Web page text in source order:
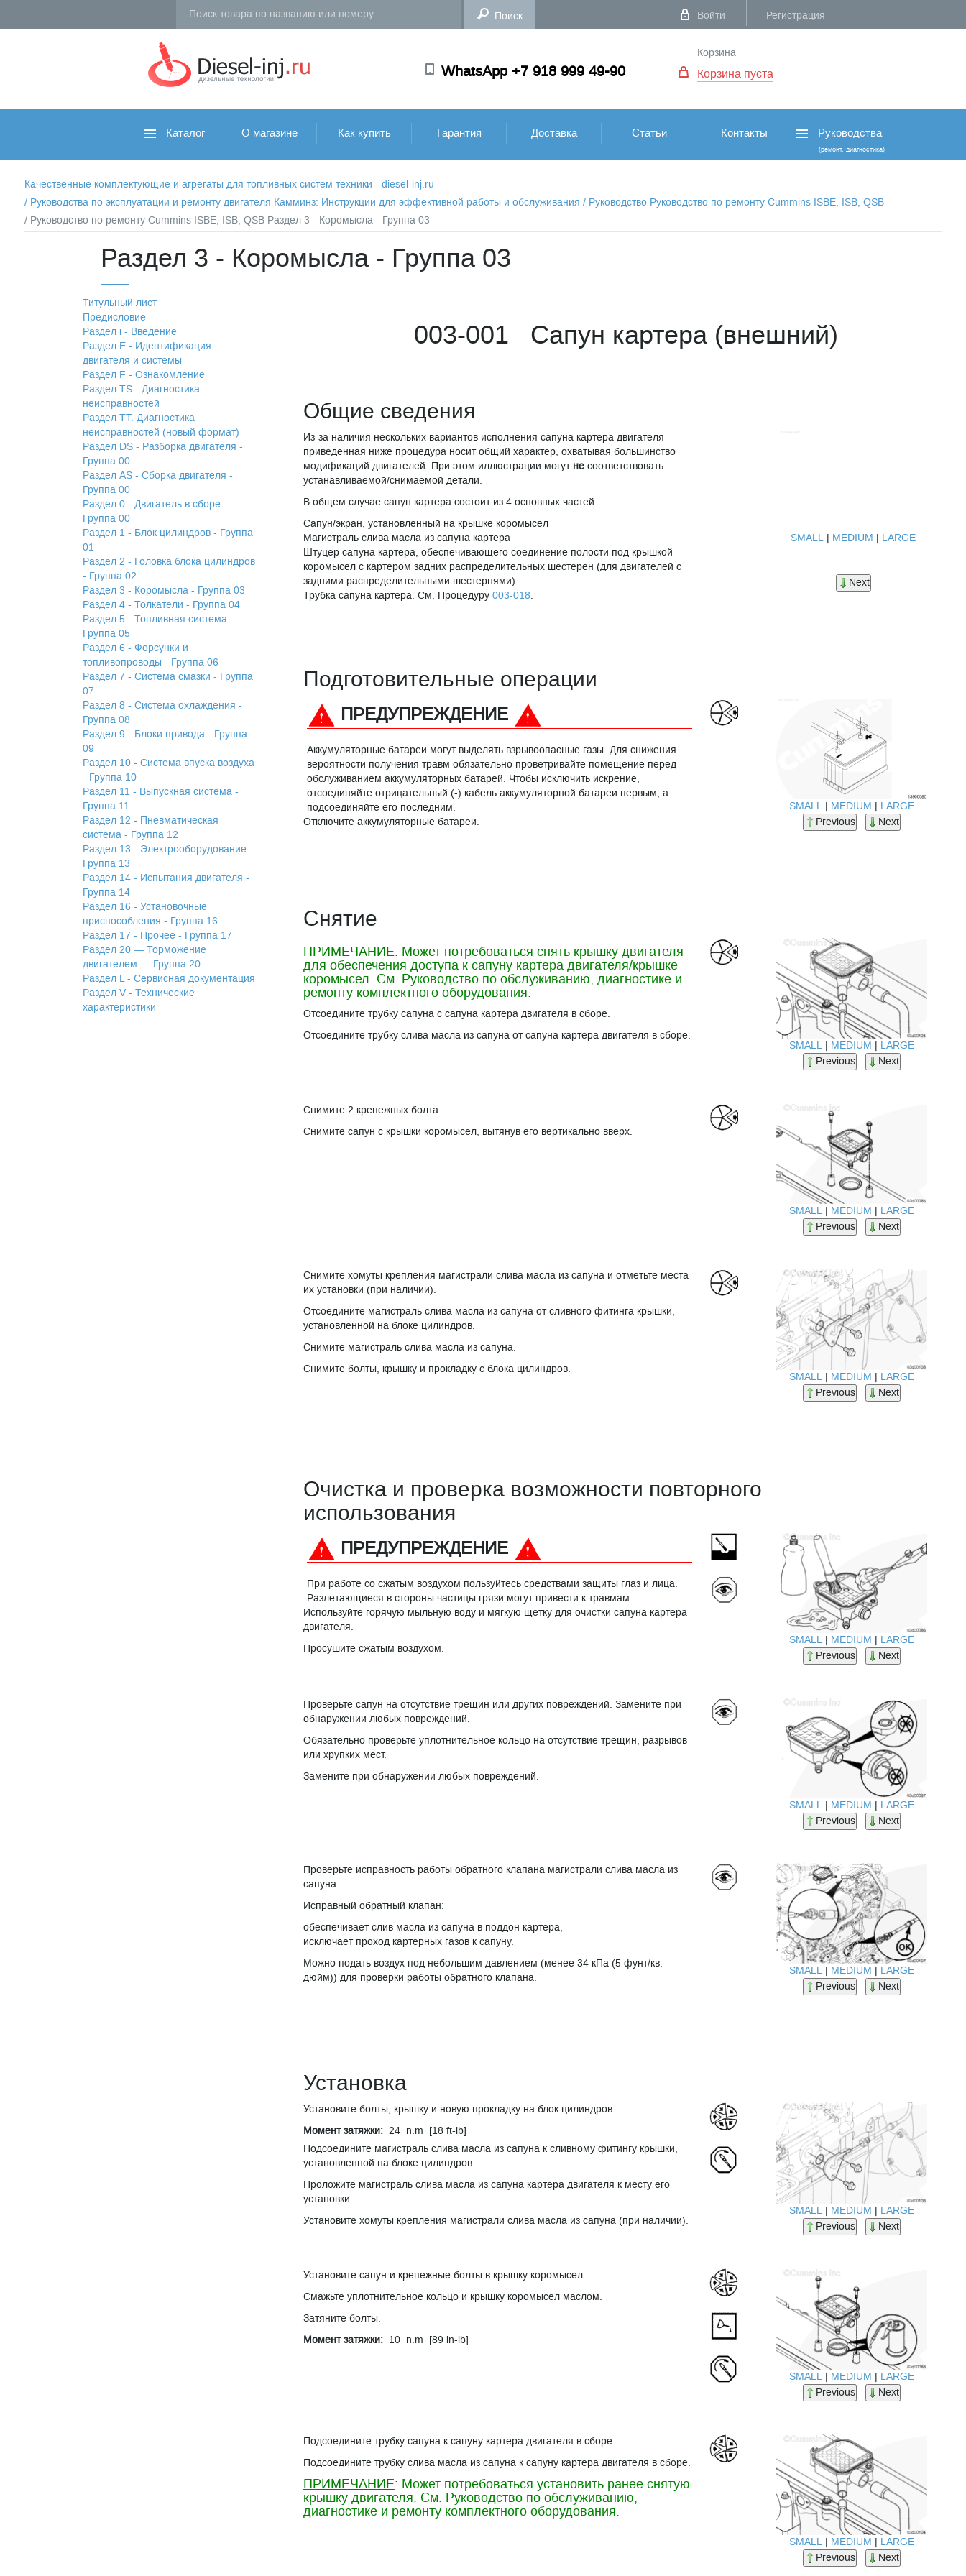
Войти Регистрация
WhatsApp +7 918 999 49-90
Корзина
Корзина пуста
Каталог О магазине Как купить Гарантия Доставка Статьи Контакты Руководства
(ремонт, диагностика)
Качественные комплектующие и агрегаты для топливных систем техники - diesel-inj.ru
/ Руководства по эксплуатации и ремонту двигателя Камминз: Инструкции для эффективной работы и обслуживания / Руководство Руководство по ремонту Cummins ISBE, ISB, QSB
/ Руководство по ремонту Cummins ISBE, ISB, QSB Раздел 3 - Коромысла - Группа 03
Раздел 3 - Коромысла - Группа 03
Титульный лист
Предисловие
Раздел i - Введение
Раздел Е - Идентификация
двигателя и системы
Раздел F - Ознакомление
Раздел TS - Диагностика
неисправностей
Раздел TТ. Диагностика
неисправностей (новый формат)
Раздел DS - Разборка двигателя -
Группа 00
Раздел АS - Сборка двигателя -
Группа 00
Раздел 0 - Двигатель в сборе -
Группа 00
Раздел 1 - Блок цилиндров - Группа
01
Раздел 2 - Головка блока цилиндров
- Группа 02
Раздел 3 - Коромысла - Группа 03
Раздел 4 - Толкатели - Группа 04
Раздел 5 - Топливная система -
Группа 05
Раздел 6 - Форсунки и
топливопроводы - Группа 06
Раздел 7 - Система смазки - Группа
07
Раздел 8 - Система охлаждения -
Группа 08
Раздел 9 - Блоки привода - Группа
09
Раздел 10 - Система впуска воздуха
- Группа 10
Раздел 11 - Выпускная система -
Группа 11
Раздел 12 - Пневматическая
система - Группа 12
Раздел 13 - Электрооборудование -
Группа 13
Раздел 14 - Испытания двигателя -
Группа 14
Раздел 16 - Установочные
приспособления - Группа 16
Раздел 17 - Прочее - Группа 17
Раздел 20 — Торможение
двигателем — Группа 20
Раздел L - Сервисная документация
Раздел V - Технические
характеристики
003-001 Сапун картера (внешний)
Общие сведения
Из-за наличия нескольких вариантов исполнения сапуна картера двигателя
приведенная ниже процедура носит общий характер, охватывая большинство
модификаций двигателей. При этом иллюстрации могут несоответствовать
устанавливаемой/снимаемой детали.
В общем случае сапун картера состоит из 4 основных частей:
Сапун/экран, установленный на крышке коромысел
Магистраль слива масла из сапуна картера
Штуцер сапуна картера, обеспечивающего соединение полости под крышкой
коромысел с картером задних распределительных шестерен (для двигателей с
задними распределительными шестернями)
Трубка сапуна картера. См. Процедуру 003-018.
SMALL | MEDIUM | LARGE
Next
Подготовительные операции
ПРЕДУПРЕЖДЕНИЕ
Аккумуляторные батареи могут выделять взрывоопасные газы. Для снижения
вероятности получения травм обязательно проветривайте помещение перед
обслуживанием аккумуляторных батарей. Чтобы исключить искрение,
отсоединяйте отрицательный (-) кабель аккумуляторной батареи первым, а
подсоединяйте его последним.
Отключите аккумуляторные батареи.
SMALL | MEDIUM | LARGE
Previous
Next
Снятие
ПРИМЕЧАНИЕ: Может потребоваться снять крышку двигателя
для обеспечения доступа к сапуну картера двигателя/крышке
коромысел. См. Руководство по обслуживанию, диагностике и
ремонту комплектного оборудования.
Отсоедините трубку сапуна с сапуна картера двигателя в сборе.
Отсоедините трубку слива масла из сапуна от сапуна картера двигателя в сборе.
SMALL | MEDIUM | LARGE
Previous
Next
Снимите 2 крепежных болта.
Снимите сапун с крышки коромысел, вытянув его вертикально вверх.
SMALL | MEDIUM | LARGE
Previous
Next
Снимите хомуты крепления магистрали слива масла из сапуна и отметьте места
их установки (при наличии).
Отсоедините магистраль слива масла из сапуна от сливного фитинга крышки,
установленной на блоке цилиндров.
Снимите магистраль слива масла из сапуна.
Снимите болты, крышку и прокладку с блока цилиндров.
SMALL | MEDIUM | LARGE
Previous
Next
Очистка и проверка возможности повторного
использования
ПРЕДУПРЕЖДЕНИЕ
При работе со сжатым воздухом пользуйтесь средствами защиты глаз и лица.
Разлетающиеся в стороны частицы грязи могут привести к травмам.
Используйте горячую мыльную воду и мягкую щетку для очистки сапуна картера
двигателя.
Просушите сжатым воздухом.
SMALL | MEDIUM | LARGE
Previous
Next
Проверьте сапун на отсутствие трещин или других повреждений. Замените при
обнаружении любых повреждений.
Обязательно проверьте уплотнительное кольцо на отсутствие трещин, разрывов
или хрупких мест.
Замените при обнаружении любых повреждений.
SMALL | MEDIUM | LARGE
Previous
Next
Проверьте исправность работы обратного клапана магистрали слива масла из
сапуна.
Исправный обратный клапан:
обеспечивает слив масла из сапуна в поддон картера,
исключает проход картерных газов к сапуну.
Можно подать воздух под небольшим давлением (менее 34 кПа (5 фунт/кв.
дюйм)) для проверки работы обратного клапана.
SMALL | MEDIUM | LARGE
Previous
Next
Установка
Установите болты, крышку и новую прокладку на блок цилиндров.
Момент затяжки:24 n.m [18 ft-lb]
Подсоедините магистраль слива масла из сапуна к сливному фитингу крышки,
установленной на блоке цилиндров.
Проложите магистраль слива масла из сапуна картера двигателя к месту его
установки.
Установите хомуты крепления магистрали слива масла из сапуна (при наличии).
SMALL | MEDIUM | LARGE
Previous
Next
Установите сапун и крепежные болты в крышку коромысел.
Смажьте уплотнительное кольцо и крышку коромысел маслом.
Затяните болты.
Момент затяжки:10 n.m [89 in-lb]
SMALL | MEDIUM | LARGE
Previous
Next
Подсоедините трубку сапуна к сапуну картера двигателя в сборе.
Подсоедините трубку слива масла из сапуна к сапуну картера двигателя в сборе.
ПРИМЕЧАНИЕ: Может потребоваться установить ранее снятую
крышку двигателя. См. Руководство по обслуживанию,
диагностике и ремонту комплектного оборудования.
SMALL | MEDIUM | LARGE
Previous
Next